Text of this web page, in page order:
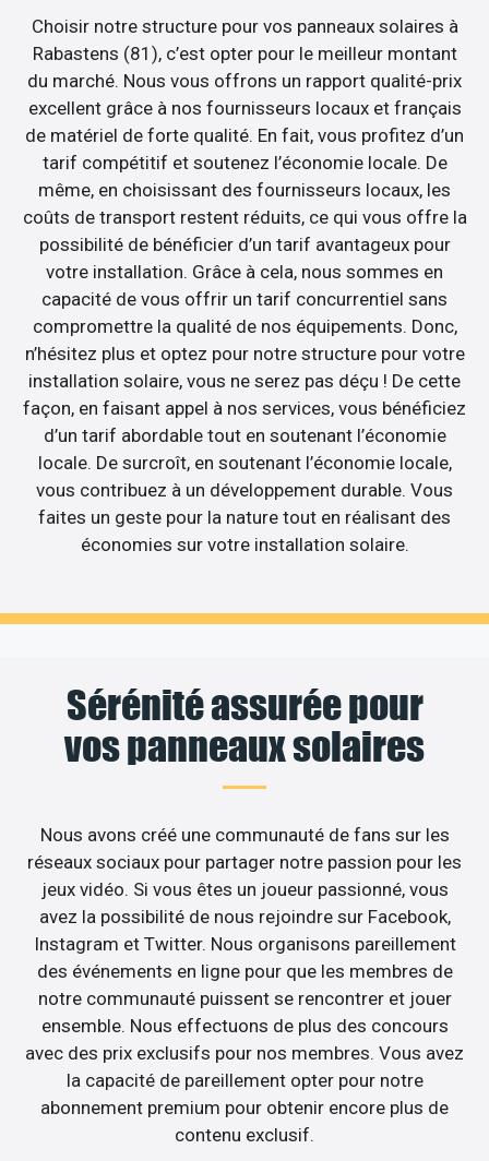
Choisir notre structure pour vos panneaux solaires à
Rabastens (81), c’est opter pour le meilleur montant
du marché. Nous vous offrons un rapport qualité-prix
excellent grâce à nos fournisseurs locaux et français
de matériel de forte qualité. En fait, vous profitez d’un
tarif compétitif et soutenez l’économie locale. De
même, en choisissant des fournisseurs locaux, les
coûts de transport restent réduits, ce qui vous offre la
possibilité de bénéficier d’un tarif avantageux pour
votre installation. Grâce à cela, nous sommes en
capacité de vous offrir un tarif concurrentiel sans
compromettre la qualité de nos équipements. Donc,
n’hésitez plus et optez pour notre structure pour votre
installation solaire, vous ne serez pas déçu ! De cette
façon, en faisant appel à nos services, vous bénéficiez
d’un tarif abordable tout en soutenant l’économie
locale. De surcroît, en soutenant l’économie locale,
vous contribuez à un développement durable. Vous
faites un geste pour la nature tout en réalisant des
économies sur votre installation solaire.
Sérénité assurée pour
vos panneaux solaires
Nous avons créé une communauté de fans sur les
réseaux sociaux pour partager notre passion pour les
jeux vidéo. Si vous êtes un joueur passionné, vous
avez la possibilité de nous rejoindre sur Facebook,
Instagram et Twitter. Nous organisons pareillement
des événements en ligne pour que les membres de
notre communauté puissent se rencontrer et jouer
ensemble. Nous effectuons de plus des concours
avec des prix exclusifs pour nos membres. Vous avez
la capacité de pareillement opter pour notre
abonnement premium pour obtenir encore plus de
contenu exclusif.